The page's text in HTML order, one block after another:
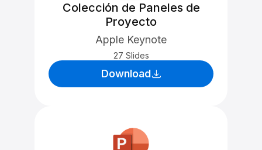
Colección de Paneles de
Proyecto
Apple Keynote
27 Slides
Download